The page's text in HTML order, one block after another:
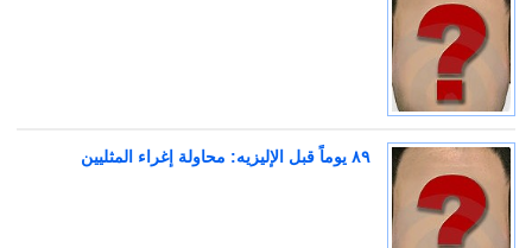
٨٩ يوماً قبل الإليزيه: محاولة إغراء المثليين‬